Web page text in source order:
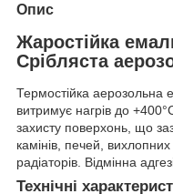
Опис
Жаростійка
Срібляста
Термостійка аерозольна
витримує нагрів до
захисту поверхонь, що
камінів, печей,
радіаторів. Відмінна
Технічні